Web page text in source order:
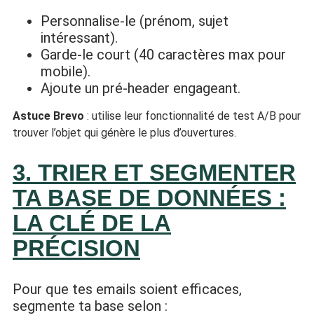
Personnalise-le (prénom, sujet
intéressant).
Garde-le court (40 caractères max pour
mobile).
Ajoute un pré-header engageant.
Astuce Brevo : utilise leur fonctionnalité de test A/B pour
trouver l’objet qui génère le plus d’ouvertures.
3. TRIER ET SEGMENTER
TA BASE DE DONNÉES :
LA CLÉ DE LA
PRÉCISION
Pour que tes emails soient efficaces,
segmente ta base selon :